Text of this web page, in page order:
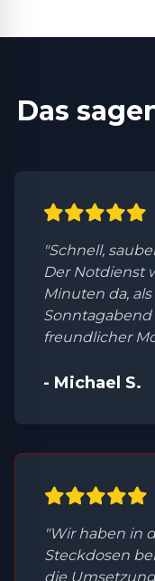
Das
"Schnell,
Der Notdienst
Minuten da,
freundlicher
- Michael S.
"Wir haben in
Steckdosen
die